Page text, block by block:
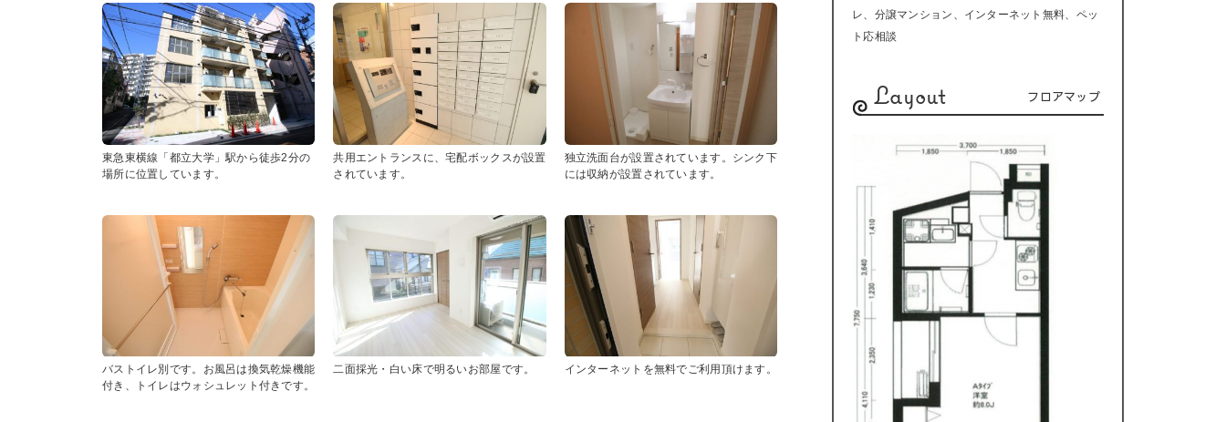
東急東横線「都立大学」駅から徒歩2分の
場所に位置しています。
共用エントランスに、宅配ボックスが設置
されています。
独立洗面台が設置されています。シンク下
には収納が設置されています。
バストイレ別です。お風呂は換気乾燥機能
付き、トイレはウォシュレット付きです。
二面採光・白い床で明るいお部屋です。 インターネットを無料でご利用頂けます。
レ、分譲マンション、インターネット無料、ペッ
ト応相談
Layout フロアマップ